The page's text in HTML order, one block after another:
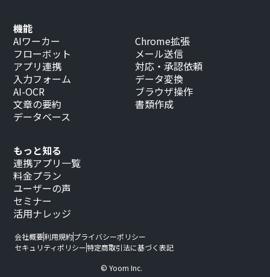
もっと知る
連携アプリ一覧
料金プラン
ユーザーの声
セミナー
活用ナレッジ
機能
AIワーカー
フローボット
アプリ連携
入力フォーム
AI-OCR
文章の要約
データベース
Chrome拡張
メール送信
対応・承認依頼
データ変換
ブラウザ操作
書類作成
会社概要利用規約プライバシーポリシー
セキュリティポリシー特定商取引法に基づく表記
© Yoom Inc.